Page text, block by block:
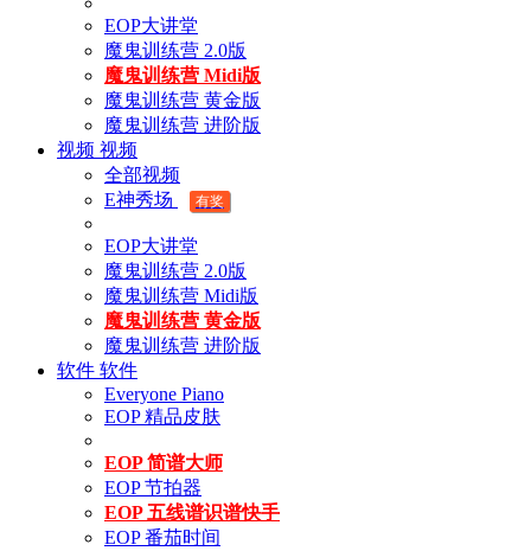
EOP大讲堂
魔鬼训练营 2.0版
魔鬼训练营 Midi版
魔鬼训练营 黄金版
魔鬼训练营 进阶版
视频 视频
全部视频
E神秀场
有奖
EOP大讲堂
魔鬼训练营 2.0版
魔鬼训练营 Midi版
魔鬼训练营 黄金版
魔鬼训练营 进阶版
软件 软件
Everyone Piano
EOP 精品皮肤
EOP 简谱大师
EOP 节拍器
EOP 五线谱识谱快手
EOP 番茄时间